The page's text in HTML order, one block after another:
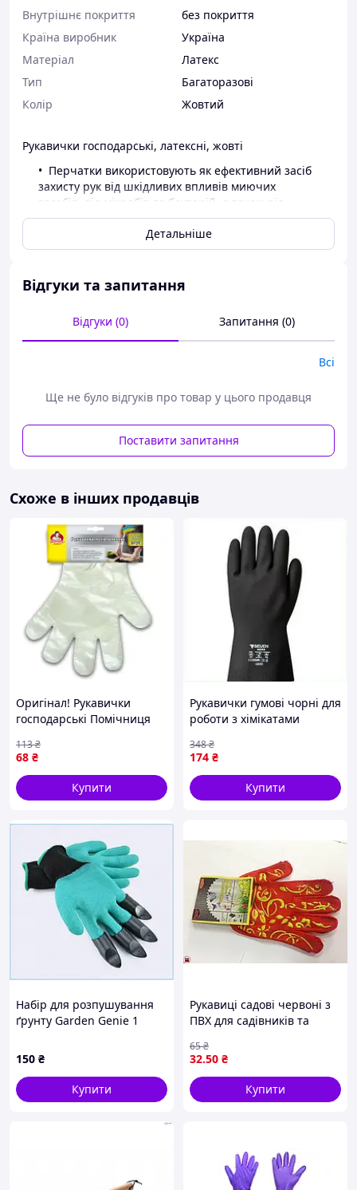
Внутрішнє покриття
без покриття
Країна виробник
Україна
Матеріал
Латекс
Тип
Багаторазові
Колір
Жовтий
Рукавички господарські, латексні, жовті
Перчатки використовують як ефективний засіб
захисту рук від шкідливих впливів миючих
засобів, від мікробів та бактерій, а також від
загального забруднення.
Хлорована поверхня забезпечує додаткову
стійкість до слабких розчинів кислоти та лугів, які
Рельєфна поверхня долонної частини
забезпечує надійне захоплення.
Перевага рукавиць:
Висока міцність і еластичність.
Детальніше
Відгуки та запитання
Відгуки (0) Запитання (0)
Всі
Ще не було відгуків про товар у цього продавця
Поставити запитання
Схоже в інших продавців
Оригінал! Рукавички
господарські Помічниця
(4820012340644) - Вища
Якість!
68 ₴
113₴
Купити
Рукавички гумові чорні для
роботи з хімікатами
розмір 9 L
174 ₴
348₴
Купити
Набір для розпушування
ґрунту Garden Genie 1
150 ₴
Купити
Рукавиці садові червоні з
ПВХ для садівників та
комфортні для роботи в
саду
32.50 ₴
65₴
Купити